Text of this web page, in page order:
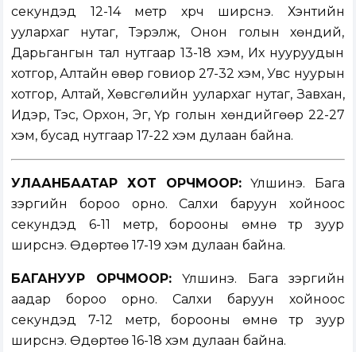
секундэд 12-14 метр хүрч ширүүснэ. Хэнтийн
уулархаг нутаг, Тэрэлж, Онон голын хөндий,
Дарьгангын тал нутгаар 13-18 хэм, Их нууруудын
хотгор, Алтайн өвөр говиор 27-32 хэм, Увс нуурын
хотгор, Алтай, Хөвсгөлийн уулархаг нутаг, Завхан,
Идэр, Тэс, Орхон, Эг, Үүр голын хөндийгөөр 22-27
хэм, бусад нутгаар 17-22 хэм дулаан байна.
УЛААНБААТАР ХОТ ОРЧМООР: Үүлшинэ. Бага
зэргийн бороо орно. Салхи баруун хойноос
секундэд 6-11 метр, борооны өмнө түр зуур
ширүүснэ. Өдөртөө 17-19 хэм дулаан байна.
БАГАНУУР ОРЧМООР: Үүлшинэ. Бага зэргийн
аадар бороо орно. Салхи баруун хойноос
секундэд 7-12 метр, борооны өмнө түр зуур
ширүүснэ. Өдөртөө 16-18 хэм дулаан байна.